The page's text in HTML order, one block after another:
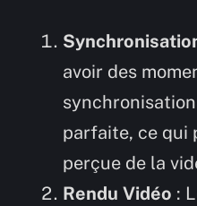
avoir des
parfaite, ce qui
perçue de la
Rendu Vidéo :